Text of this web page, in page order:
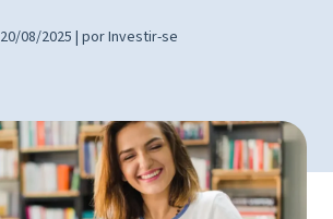
20/08/2025 | por Investir-se